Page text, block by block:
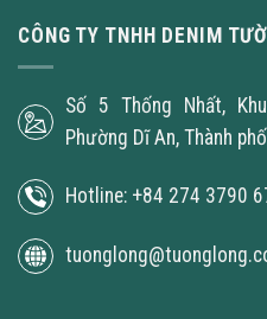
CÔNG TY TNHH DENIM
Số 5 Thống Nhất,
Phường Dĩ An, Thành
Hotline: +84 274 3790